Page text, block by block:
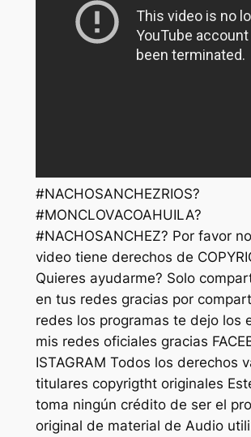
#NACHOSANCHEZRIOS?
#MONCLOVACOAHUILA?
#NACHOSANCHEZ? Por favor
video tiene derechos de
Quieres ayudarme? Solo
en tus redes gracias por
redes los programas te dejo los
mis redes oficiales gracias
ISTAGRAM Todos los derechos
titulares copyrigtht originales
toma ningún crédito de ser el
original de material de Audio